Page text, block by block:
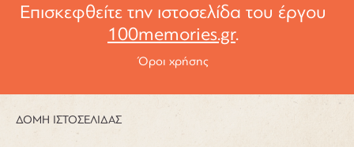
Επισκεφθείτε την ιστοσελίδα του έργου
100memories.gr.
Όροι χρήσης
ΔΟΜΗ ΙΣΤΟΣΕΛΙΔΑΣ